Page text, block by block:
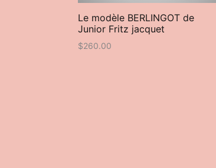
Le modèle BERLINGOT de
Junior Fritz jacquet
$260.00